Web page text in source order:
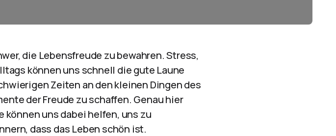
die Lebensfreude zu bewahren. Stress,
können uns schnell die gute Laune
Zeiten an den kleinen Dingen des
der Freude zu schaffen. Genau hier
können uns dabei helfen, uns zu
dass das Leben schön ist.